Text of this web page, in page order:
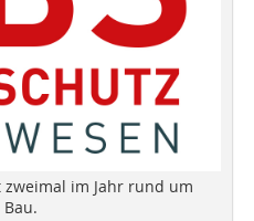
zweimal im Jahr rund um